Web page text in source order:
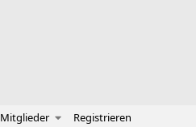
Mitglieder Registrieren